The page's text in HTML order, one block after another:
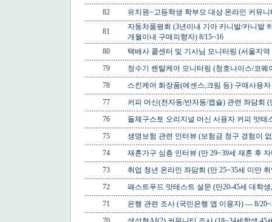
82
유치원~고등학생 학부모 대상 온라인 커뮤
81
자동차품평회 (3년이내 기아 카니발/카니발
개월이내 구매의향자) 8/15~16
80
택배사 콜센터 및 기사님 모니터링 (서울지역
79
정수기 렌탈케어 모니터링 (청호나이스/코웨
78
스킨케어 화장품(에센스,크림 등) 구매사용
77
커피 머신(전자동/반자동/캡슐) 관련 좌담회 (
76
돌체구스토 오리지널 머신 사용자 커피 맛테
75
생명보험 관련 인터뷰 (보험금 청구 경험이
74
재혼가구 심층 인터뷰 (만 29~39세 재혼 후
73
취업 청년 온라인 좌담회 (만 25~35세 미만
72
패스트푸드 맛테스트 설문 (만20-45세 대학
71
은행 관련 조사 (국민은행 앱 이용자) --- 8/